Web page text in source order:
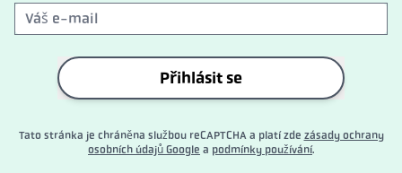
Přihlásit se
Tato stránka je chráněna službou reCAPTCHA a platí zde zásady ochrany
osobních údajů Google a podmínky používání.